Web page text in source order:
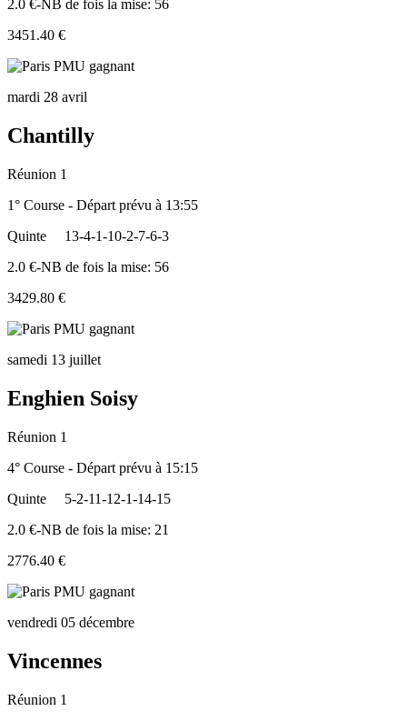
2.0 €-NB de fois la mise: 56
3451.40 €
mardi 28 avril
Chantilly
Réunion 1
1° Course - Départ prévu à 13:55
Quinte
13-4-1-10-2-7-6-3
2.0 €-NB de fois la mise: 56
3429.80 €
samedi 13 juillet
Enghien Soisy
Réunion 1
4° Course - Départ prévu à 15:15
Quinte
5-2-11-12-1-14-15
2.0 €-NB de fois la mise: 21
2776.40 €
vendredi 05 décembre
Vincennes
Réunion 1